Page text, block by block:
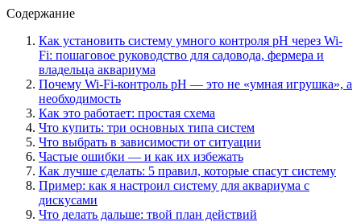
Содержание
Как установить систему умного контроля pH через Wi-
Fi: пошаговое руководство для садовода, фермера и
владельца аквариума
Почему Wi-Fi-контроль pH — это не «умная игрушка», а
необходимость
Как это работает: простая схема
Что купить: три основных типа систем
Что выбрать в зависимости от ситуации
Частые ошибки — и как их избежать
Как лучше сделать: 5 правил, которые спасут систему
Пример: как я настроил систему для аквариума с
дискусами
Что делать дальше: твой план действий